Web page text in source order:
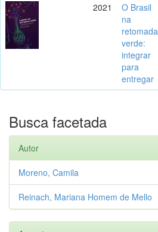
2021
O Brasil
na
retomada
verde:
integrar
para
entregar
Busca facetada
Autor
Moreno, Camila
Reinach, Mariana Homem de Mello